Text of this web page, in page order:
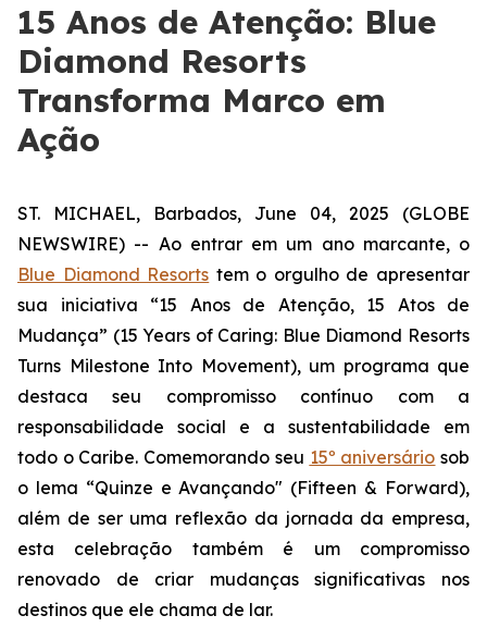
15 Anos de Atenção: Blue
Diamond Resorts
Transforma Marco em
Ação
ST. MICHAEL, Barbados, June 04, 2025 (GLOBE
NEWSWIRE) -- Ao entrar em um ano marcante, o
Blue Diamond Resorts tem o orgulho de apresentar
sua iniciativa “15 Anos de Atenção, 15 Atos de
Mudança” (15 Years of Caring: Blue Diamond Resorts
Turns Milestone Into Movement), um programa que
destaca seu compromisso contínuo com a
responsabilidade social e a sustentabilidade em
todo o Caribe. Comemorando seu 15º aniversário sob
o lema “Quinze e Avançando" (Fifteen & Forward),
além de ser uma reflexão da jornada da empresa,
esta celebração também é um compromisso
renovado de criar mudanças significativas nos
destinos que ele chama de lar.